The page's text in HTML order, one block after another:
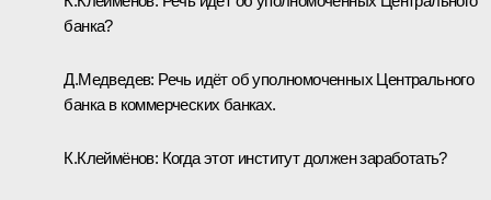
банка?
Д.Медведев: Речь идёт об уполномоченных Центрального
банка в коммерческих банках.
К.Клеймёнов: Когда этот институт должен заработать?